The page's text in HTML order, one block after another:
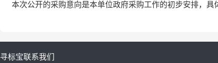
本次公开的采购意向是本单位政府采购工作的初步安排，
寻标宝联系我们